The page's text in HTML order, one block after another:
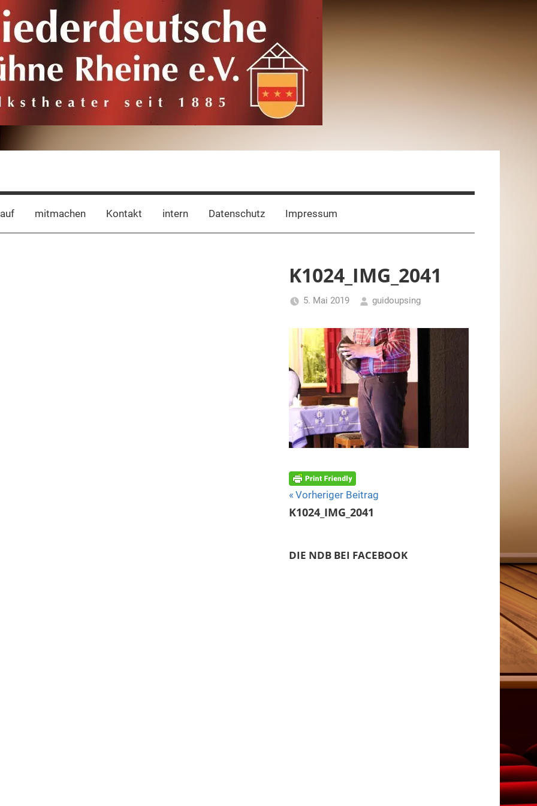
mitmachen Kontakt intern Datenschutz Impressum
K1024_IMG_2041
5. Mai 2019 guidoupsing
Beitragsnavigation
Vorheriger Beitrag
K1024_IMG_2041
DIE NDB BEI FACEBOOK